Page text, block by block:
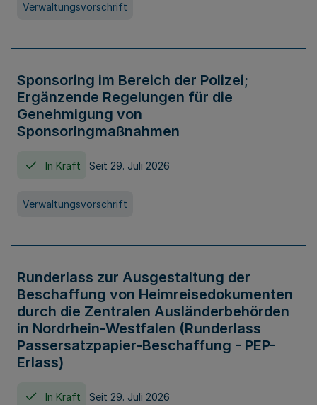
Verwaltungsvorschrift
Sponsoring im Bereich der Polizei;
Ergänzende Regelungen für die
Genehmigung von
Sponsoringmaßnahmen
In Kraft Seit 29. Juli 2026
Verwaltungsvorschrift
Runderlass zur Ausgestaltung der
Beschaffung von Heimreisedokumenten
durch die Zentralen Ausländerbehörden
in Nordrhein-Westfalen (Runderlass
Passersatzpapier-Beschaffung - PEP-
Erlass)
In Kraft Seit 29. Juli 2026